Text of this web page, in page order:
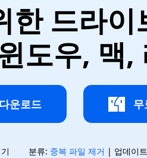
LINE 데이터 복구
백업 없이 LINE 채
구
질 높이
AI
랜드 리뉴얼
Windows DLL 오류 수정
Email Repair
손상된 PST/OST 파일 복
한 드라
도우, 맥,
운로드
분류: 중복 파일 제거 | 업데이